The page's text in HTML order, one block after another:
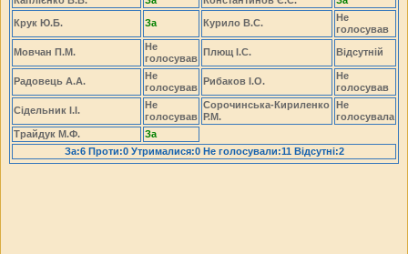
Крук Ю.Б. За Курило В.С.
Не
голосував
Мовчан П.М.
Не
голосував
Плющ І.С. Відсутній
Радовець А.А.
Не
голосував
Рибаков І.О.
Не
голосував
Сідельник І.І.
Не
голосував
Сорочинська-Кириленко
Р.М.
Не
голосувала
Трайдук М.Ф.
За
За:6 Проти:0 Утрималися:0 Не голосували:11 Відсутні:2